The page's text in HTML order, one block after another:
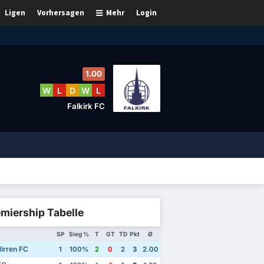
Login
Mehr
Vorhersagen
Ligen
1.00
W L D W L
Falkirk FC
Tabelle
SP Sieg % T GT TD Pkt Ø
FC 1 100% 2 0 2 3
2.00